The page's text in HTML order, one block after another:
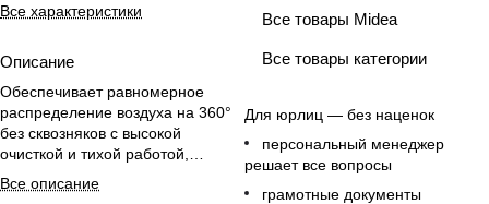
Все характеристики
Описание
Обеспечивает равномерное
распределение воздуха на 360°
без сквозняков с высокой
очисткой и тихой работой,
идеально для офисов.
Все описание
Все товары Midea
Все товары категории
Для юрлиц — без наценок
персональный менеджер
решает все вопросы
грамотные документы